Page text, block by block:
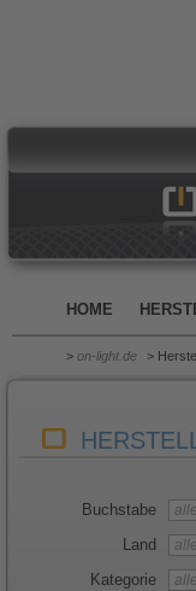
HOME
> on-light.de >
Buchstabe
Land
Kategorie